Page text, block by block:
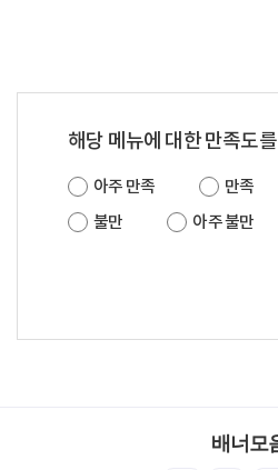
해당 메뉴에 대한 만족도
아주 만족 만족
불만
아주 불만
배너모